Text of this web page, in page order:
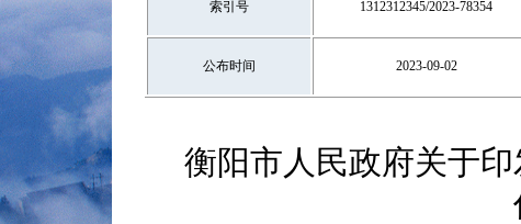
索引号 1312312345/2023-78354
公布时间 2023-09-02
衡阳市人民政府关于